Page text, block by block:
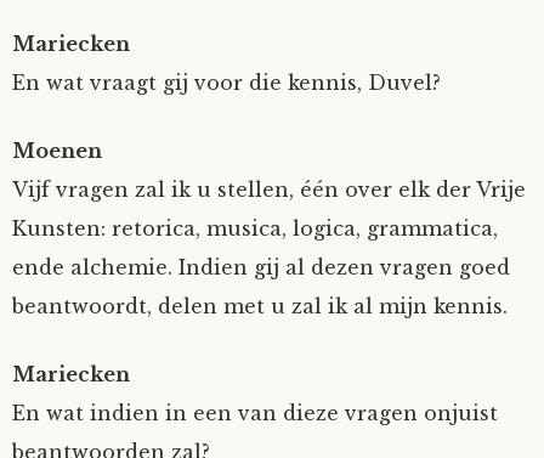
Mariecken
En wat vraagt gij voor die kennis, Duvel?
Moenen
Vijf vragen zal ik u stellen, één over elk der Vrije
Kunsten: retorica, musica, logica, grammatica,
ende alchemie. Indien gij al dezen vragen goed
beantwoordt, delen met u zal ik al mijn kennis.
Mariecken
En wat indien in een van dieze vragen onjuist
beantwoorden zal?